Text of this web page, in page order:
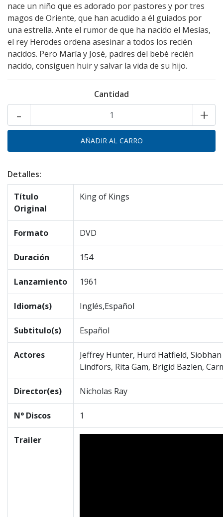
nace un niño que es adorado por pastores y por tres
magos de Oriente, que han acudido a él guiados por
una estrella. Ante el rumor de que ha nacido el Mesías,
el rey Herodes ordena asesinar a todos los recién
nacidos. Pero María y José, padres del bebé recién
nacido, consiguen huir y salvar la vida de su hijo.
Cantidad
+
-
Detalles:
Título
Original
King of Kings
Formato DVD
Duración 154
Lanzamiento 1961
Idioma(s) Inglés,Español
Subtitulo(s) Español
Actores
Jeffrey Hunter, Hurd Hatfield,
Lindfors, Rita Gam, Brigid Bazlen,
Director(es) Nicholas Ray
N° Discos 1
Trailer